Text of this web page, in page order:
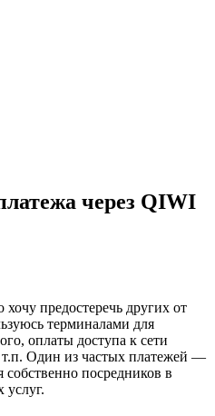
через QIWI
предостеречь других от
терминалами для
оплаты доступа к сети
т.п. Один из частых платежей —
собственно посредников в
услуг.